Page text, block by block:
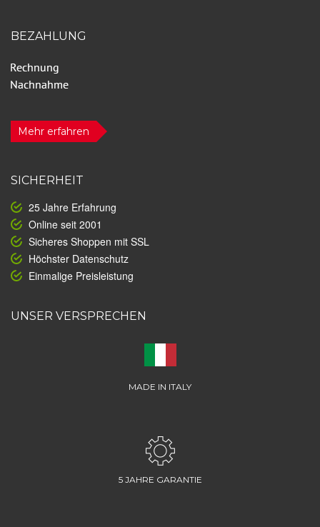
BEZAHLUNG
Mehr erfahren
SICHERHEIT
25 Jahre Erfahrung
Online seit 2001
Sicheres Shoppen mit SSL
Höchster Datenschutz
Einmalige Preisleistung
UNSER VERSPRECHEN
MADE IN ITALY
5 JAHRE GARANTIE